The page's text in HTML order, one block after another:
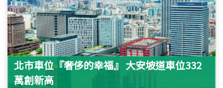
北市車位『奢侈的幸福』 大安坡道車位332
萬創新高